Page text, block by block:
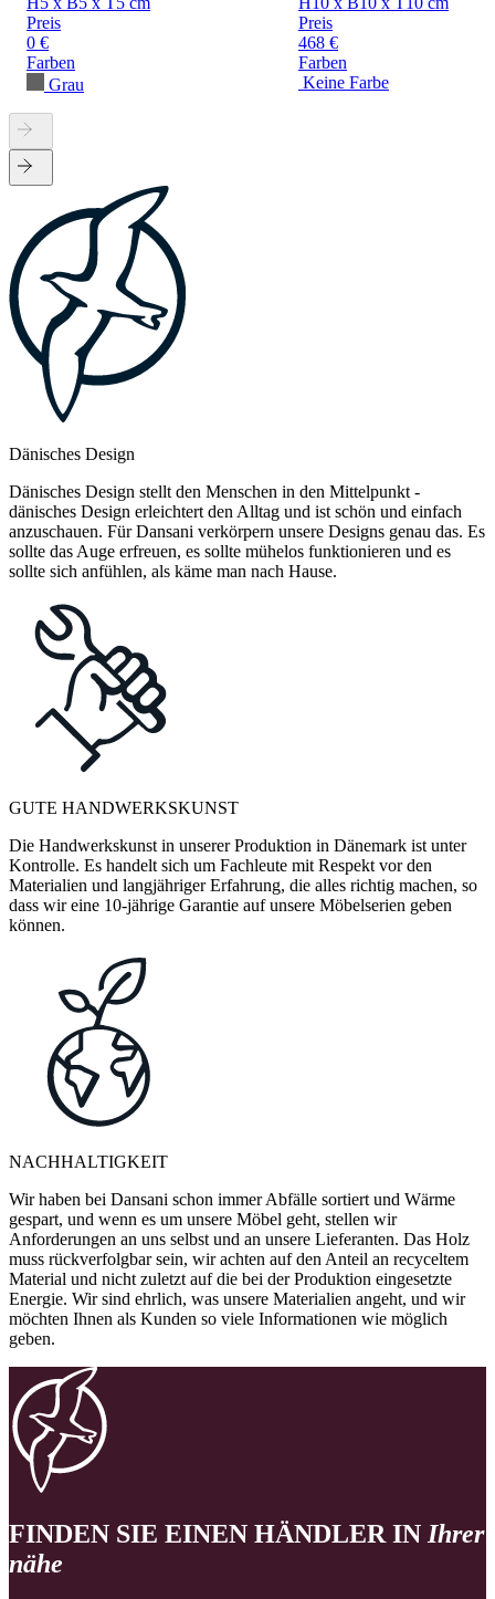
Preis
0 €
Farben
Grau
Preis
468 €
Farben
Keine Farbe
Dänisches Design
Dänisches Design stellt den Menschen in den Mittelpunkt -
dänisches Design erleichtert den Alltag und ist schön und einfach
anzuschauen. Für Dansani verkörpern unsere Designs genau das. Es
sollte das Auge erfreuen, es sollte mühelos funktionieren und es
sollte sich anfühlen, als käme man nach Hause.
GUTE HANDWERKSKUNST
Die Handwerkskunst in unserer Produktion in Dänemark ist unter
Kontrolle. Es handelt sich um Fachleute mit Respekt vor den
Materialien und langjähriger Erfahrung, die alles richtig machen, so
dass wir eine 10-jährige Garantie auf unsere Möbelserien geben
können.
NACHHALTIGKEIT
Wir haben bei Dansani schon immer Abfälle sortiert und Wärme
gespart, und wenn es um unsere Möbel geht, stellen wir
Anforderungen an uns selbst und an unsere Lieferanten. Das Holz
muss rückverfolgbar sein, wir achten auf den Anteil an recyceltem
Material und nicht zuletzt auf die bei der Produktion eingesetzte
Energie. Wir sind ehrlich, was unsere Materialien angeht, und wir
möchten Ihnen als Kunden so viele Informationen wie möglich
geben.
FINDEN SIE EINEN HÄNDLER IN Ihrer
nähe